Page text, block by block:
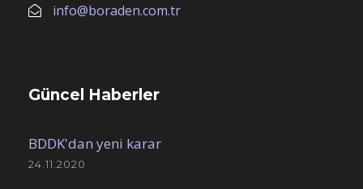
info@boraden.com.tr
Güncel Haberler
BDDK'dan yeni karar
24.11.2020